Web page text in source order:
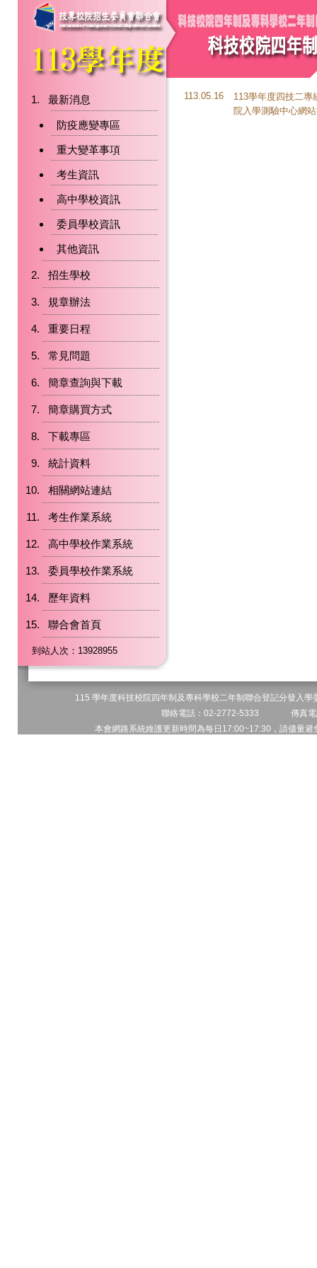
最新消息
防疫應變專區
重大變革事項
考生資訊
高中學校資訊
委員學校資訊
其他資訊
招生學校
規章辦法
重要日程
常見問題
簡章查詢與下載
簡章購買方式
下載專區
統計資料
相關網站連結
考生作業系統
高中學校作業系統
委員學校作業系統
歷年資料
聯合會首頁
到站人次：13928955
113.05.16
113學年度四技二專
院入學測驗中心網
115 學年度科技校院四年制及專科學校二年制聯合登記分發
聯絡電話：02-2772-5333 傳真
本會網路系統維護更新時間為每日17:00~17:30，請儘量